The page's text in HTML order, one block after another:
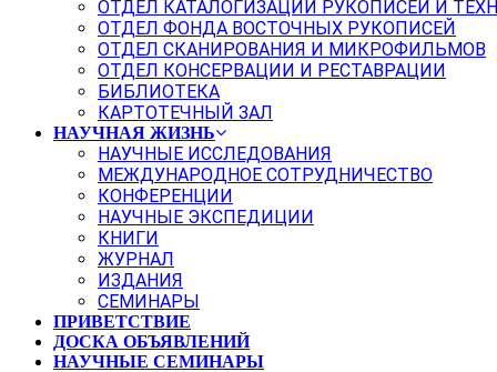
ОТДЕЛ КАТАЛОГИЗАЦИИ РУКОПИСЕЙ И
ОТДЕЛ ФОНДА ВОСТОЧНЫХ РУКОПИСЕЙ
ОТДЕЛ СКАНИРОВАНИЯ И МИКРОФИЛЬМОВ
ОТДЕЛ КОНСЕРВАЦИИ И РЕСТАВРАЦИИ
БИБЛИОТЕКА
КАРТОТЕЧНЫЙ ЗАЛ
НАУЧНАЯ ЖИЗНЬ
НАУЧНЫЕ ИССЛЕДОВАНИЯ
МЕЖДУНАРОДНОЕ СОТРУДНИЧЕСТВО
КОНФЕРЕНЦИИ
НАУЧНЫЕ ЭКСПЕДИЦИИ
КНИГИ
ЖУРНАЛ
ИЗДАНИЯ
СЕМИНАРЫ
ПРИВЕТСТВИЕ
ДОСКА ОБЪЯВЛЕНИЙ
НАУЧНЫЕ СЕМИНАРЫ